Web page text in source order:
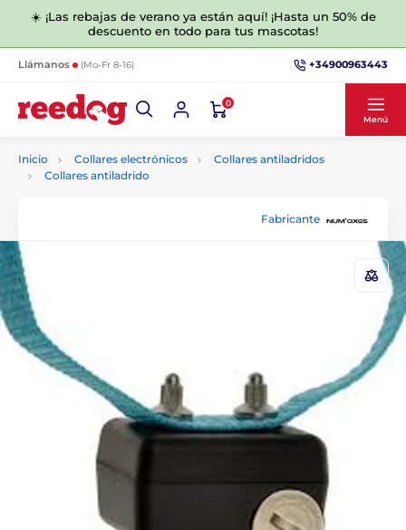
☀️ ¡Las rebajas de verano ya están aquí! ¡Hasta un 50% de
descuento en todo para tus mascotas!
Llámanos (Mo-Fr 8-16) +34900963443
0
Menú
Inicio Collares electrónicos
Collares antiladridos
Collares antiladrido
Fabricante